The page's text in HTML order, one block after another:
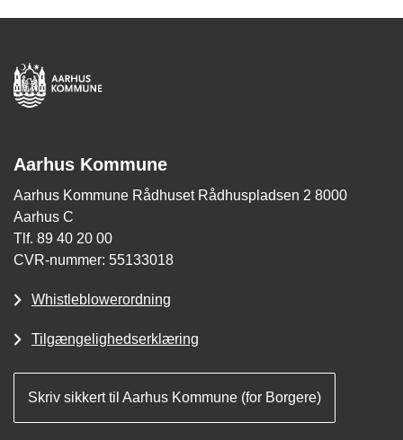
Aarhus Kommune
Aarhus Kommune Rådhuset Rådhuspladsen 2 8000
Aarhus C
Tlf. 89 40 20 00
CVR-nummer: 55133018
Whistleblowerordning
Tilgængelighedserklæring
Skriv sikkert til Aarhus Kommune (for Borgere)